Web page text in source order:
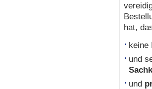
hat,
keine
und
und